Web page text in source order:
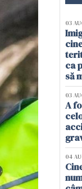
03
ca
să
03
A
04